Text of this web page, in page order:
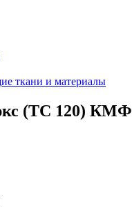
ткани и материалы
(ТС 120) КМФ